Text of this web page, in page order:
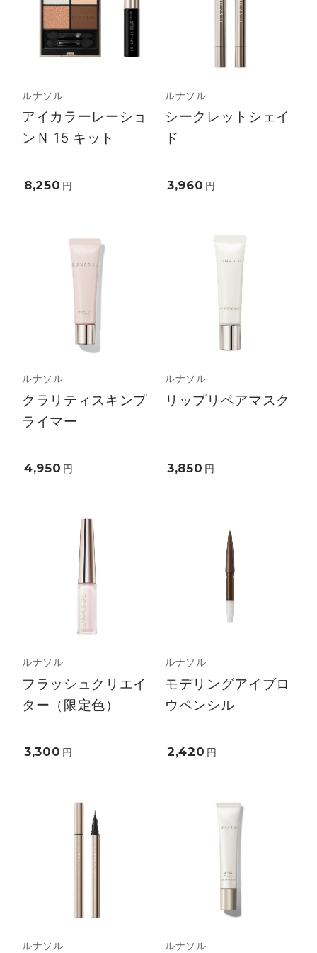
ルナソル
アイカラーレーショ
ンＮ 15 キット
8,250 円
ルナソル
シークレットシェイ
ド
3,960 円
ルナソル
クラリティスキンプ
ライマー
4,950 円
ルナソル
リップリペアマスク
3,850 円
ルナソル
フラッシュクリエイ
ター（限定色）
3,300 円
ルナソル
モデリングアイブロ
ウペンシル
2,420 円
ルナソル ルナソル